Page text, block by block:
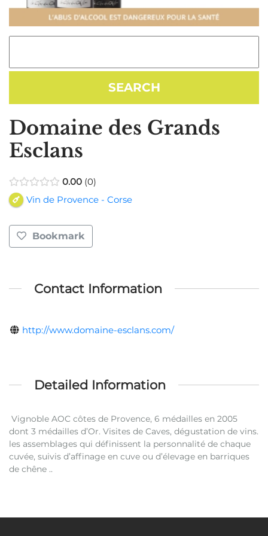
Domaine des Grands
Esclans
0.00 0
Vin de Provence - Corse
Bookmark
Contact Information
http://www.domaine-esclans.com/
Detailed Information
Vignoble AOC côtes de Provence, 6 médailles en 2005
dont 3 médailles d’Or. Visites de Caves, dégustation de vins.
les assemblages qui définissent la personnalité de chaque
cuvée, suivis d’affinage en cuve ou d’élevage en barriques
de chêne ..